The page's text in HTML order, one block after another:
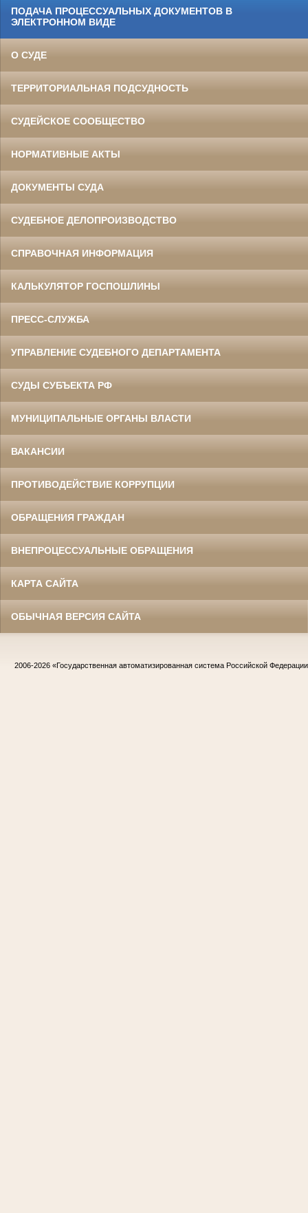
ПОДАЧА ПРОЦЕССУАЛЬНЫХ ДОКУМЕНТОВ В
ЭЛЕКТРОННОМ ВИДЕ
О СУДЕ
ТЕРРИТОРИАЛЬНАЯ ПОДСУДНОСТЬ
СУДЕЙСКОЕ СООБЩЕСТВО
НОРМАТИВНЫЕ АКТЫ
ДОКУМЕНТЫ СУДА
СУДЕБНОЕ ДЕЛОПРОИЗВОДСТВО
СПРАВОЧНАЯ ИНФОРМАЦИЯ
КАЛЬКУЛЯТОР ГОСПОШЛИНЫ
ПРЕСС-СЛУЖБА
УПРАВЛЕНИЕ СУДЕБНОГО ДЕПАРТАМЕНТА
СУДЫ СУБЪЕКТА РФ
МУНИЦИПАЛЬНЫЕ ОРГАНЫ ВЛАСТИ
ВАКАНСИИ
ПРОТИВОДЕЙСТВИЕ КОРРУПЦИИ
ОБРАЩЕНИЯ ГРАЖДАН
ВНЕПРОЦЕССУАЛЬНЫЕ ОБРАЩЕНИЯ
КАРТА САЙТА
ОБЫЧНАЯ ВЕРСИЯ САЙТА
2006-2026 «Государственная автоматизированная система Российской